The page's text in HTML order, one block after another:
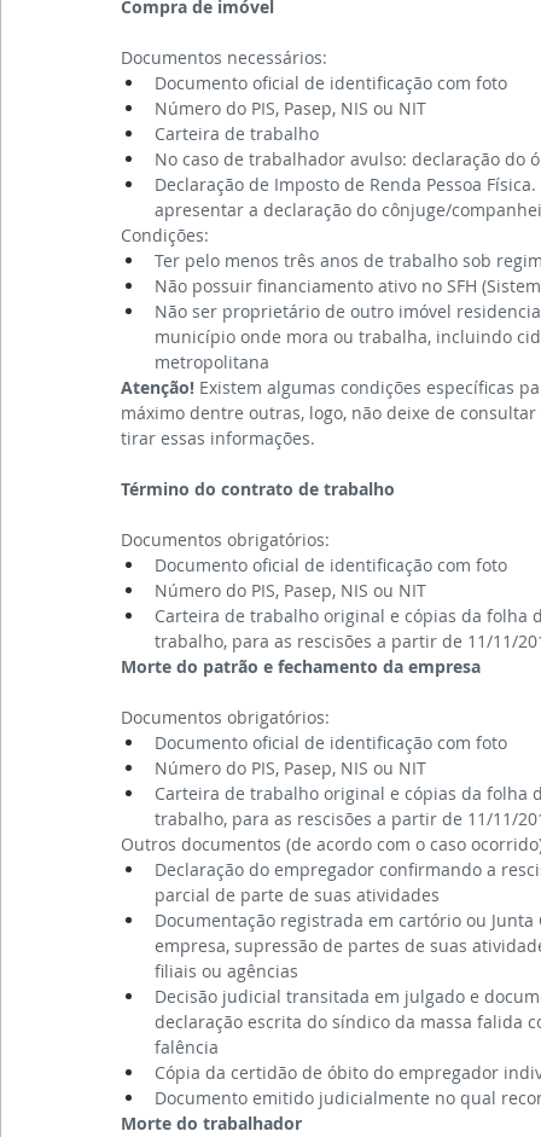
Compra de imóvel
Documentos necessários:
Documento oficial de identificação com foto
Número do PIS, Pasep, NIS ou NIT
Carteira de trabalho
No caso de trabalhador avulso: declaração do
Declaração de Imposto de Renda Pessoa
apresentar a declaração do cônjuge/
Condições:
Ter pelo menos três anos de trabalho sob
Não possuir financiamento ativo no SFH
Não ser proprietário de outro imóvel
município onde mora ou trabalha, incluindo
metropolitana
Atenção! Existem algumas condições específicas
máximo dentre outras, logo, não deixe de
tirar essas informações.
Término do contrato de trabalho
Documentos obrigatórios:
Documento oficial de identificação com foto
Número do PIS, Pasep, NIS ou NIT
Carteira de trabalho original e cópias da folha
trabalho, para as rescisões a partir de 11/11/
Morte do patrão e fechamento da empresa
Documentos obrigatórios:
Documento oficial de identificação com foto
Número do PIS, Pasep, NIS ou NIT
Carteira de trabalho original e cópias da folha
trabalho, para as rescisões a partir de 11/11/
Outros documentos (de acordo com o caso
Declaração do empregador confirmando a
parcial de parte de suas atividades
Documentação registrada em cartório ou
empresa, supressão de partes de suas
filiais ou agências
Decisão judicial transitada em julgado e
declaração escrita do síndico da massa falida
falência
Cópia da certidão de óbito do empregador
Documento emitido judicialmente no qual
Morte do trabalhador